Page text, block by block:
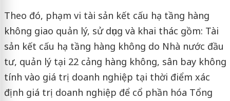
Theo đó, phạm vi tài sản kết cấu hạ tầng hàng
không giao quản lý, sử dụng và khai thác gồm: Tài
sản kết cấu hạ tầng hàng không do Nhà nước đầu
tư, quản lý tại 22 cảng hàng không, sân bay không
tính vào giá trị doanh nghiệp tại thời điểm xác
định giá trị doanh nghiệp để cổ phần hóa Tổng